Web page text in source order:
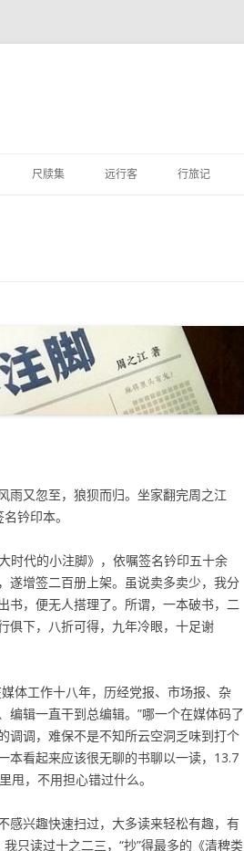
至
正
尺牍集 远行客 行旅记
雨又忽至，狼狈而归。坐家翻完周之江
钤印本。
时代的小注脚》，依嘱签名钤印五十余
遂增签二百册上架。虽说卖多卖少，我分
书，便无人搭理了。所谓，一本破书，二
俱下，八折可得，九年冷眼，十足谢
体工作十八年，历经党报、市场报、杂
辑一直干到总编辑。”哪一个在媒体码了
调调，难保不是不知所云空洞乏味到打个
本看起来应该很无聊的书聊以一读，13.7
，不用担心错过什么。
感兴趣快速扫过，大多读来轻松有趣，有
只读过十之二三，“抄”得最多的《清稗类